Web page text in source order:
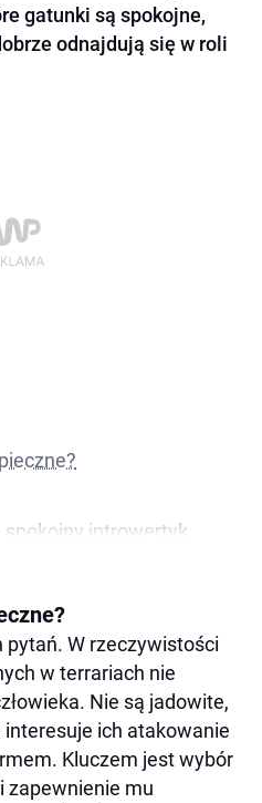
gatunki są spokojne,
odnajdują się w roli
introwertyk
dla początkujących
ale spokojny
i łagodny
węża?
zwierzętami?
pytań. W rzeczywistości
w terrariach nie
Nie są jadowite,
ich atakowanie
Kluczem jest wybór
zapewnienie mu